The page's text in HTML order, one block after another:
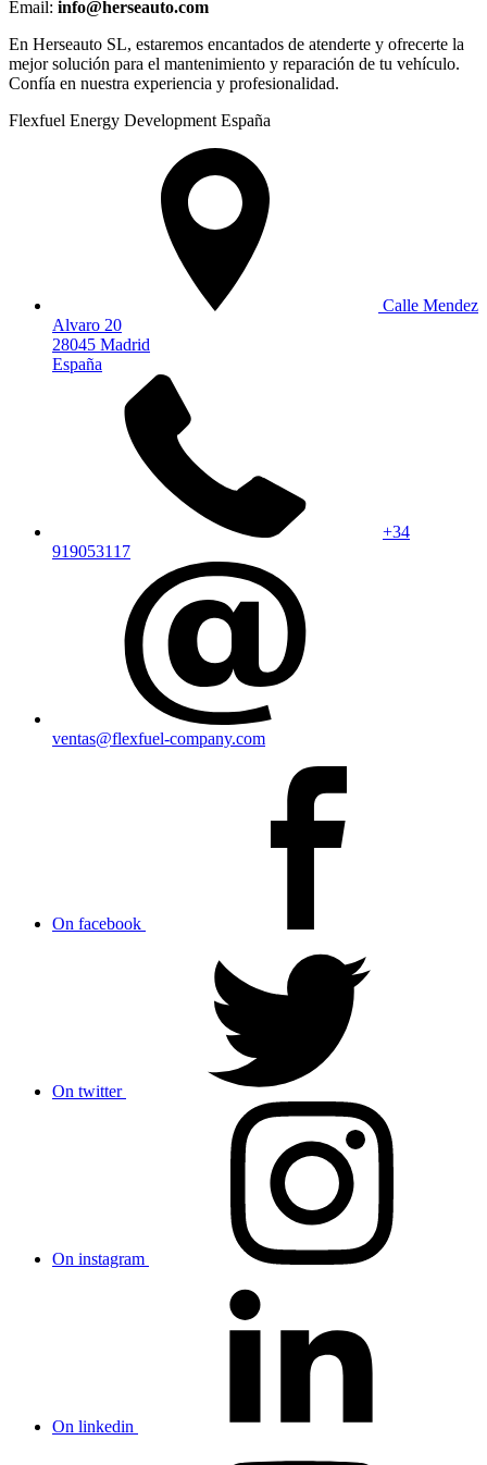
Email: info@herseauto.com
En Herseauto SL, estaremos encantados de atenderte y ofrecerte la
mejor solución para el mantenimiento y reparación de tu vehículo.
Confía en nuestra experiencia y profesionalidad.
Flexfuel Energy Development España
Calle Mendez
Alvaro 20
28045 Madrid
España
+34
919053117
ventas@flexfuel-company.com
On facebook
On twitter
On instagram
On linkedin